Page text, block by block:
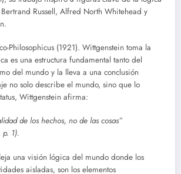
Russell, Alfred North Whitehead y
Philosophicus (1921). Wittgenstein toma la
es una estructura fundamental tanto del
del mundo y la lleva a una conclusión
no solo describe el mundo, sino que lo
Wittgenstein afirma:
de los hechos, no de las cosas”
p. 1).
una visión lógica del mundo donde los
aisladas, son los elementos